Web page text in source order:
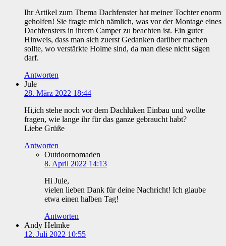
Ihr Artikel zum Thema Dachfenster hat meiner Tochter enorm
geholfen! Sie fragte mich nämlich, was vor der Montage eines
Dachfensters in ihrem Camper zu beachten ist. Ein guter
Hinweis, dass man sich zuerst Gedanken darüber machen
sollte, wo verstärkte Holme sind, da man diese nicht sägen
darf.
Antworten
Jule
28. März 2022 18:44
Hi,ich stehe noch vor dem Dachluken Einbau und wollte
fragen, wie lange ihr für das ganze gebraucht habt?
Liebe Grüße
Antworten
Outdoornomaden
8. April 2022 14:13
Hi Jule,
vielen lieben Dank für deine Nachricht! Ich glaube
etwa einen halben Tag!
Antworten
Andy Helmke
12. Juli 2022 10:55